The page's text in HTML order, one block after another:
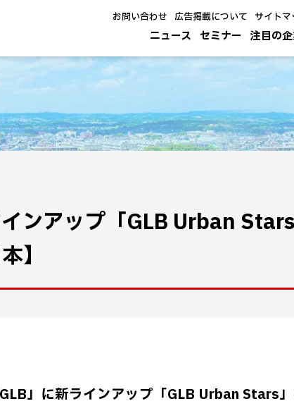
ニュース セミナー 注目の
お問い合わせ 広告掲載について サイトマ
インアップ「GLB Urban
】
GLB」に新ラインアップ「GLB Urban Stars